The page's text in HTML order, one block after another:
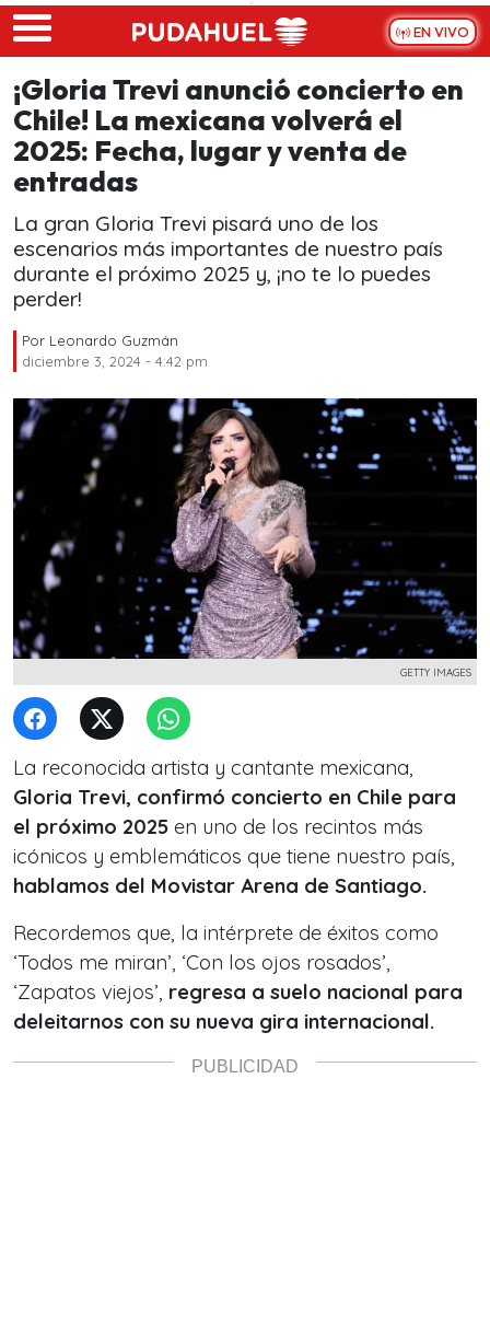
Skip to main content
EN VIVO
¡Gloria Trevi anunció concierto en
Chile! La mexicana volverá el
2025: Fecha, lugar y venta de
entradas
La gran Gloria Trevi pisará uno de los
escenarios más importantes de nuestro país
durante el próximo 2025 y, ¡no te lo puedes
perder!
Por Leonardo Guzmán
diciembre 3, 2024 - 4:42 pm
GETTY IMAGES
La reconocida artista y cantante mexicana,
Gloria Trevi, confirmó concierto en Chile para
el próximo 2025 en uno de los recintos más
icónicos y emblemáticos que tiene nuestro país,
hablamos del Movistar Arena de Santiago.
Recordemos que, la intérprete de éxitos como
‘Todos me miran’, ‘Con los ojos rosados’,
‘Zapatos viejos’, regresa a suelo nacional para
deleitarnos con su nueva gira internacional.